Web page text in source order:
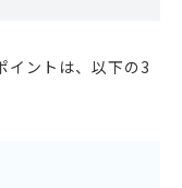
イントは、以下の3